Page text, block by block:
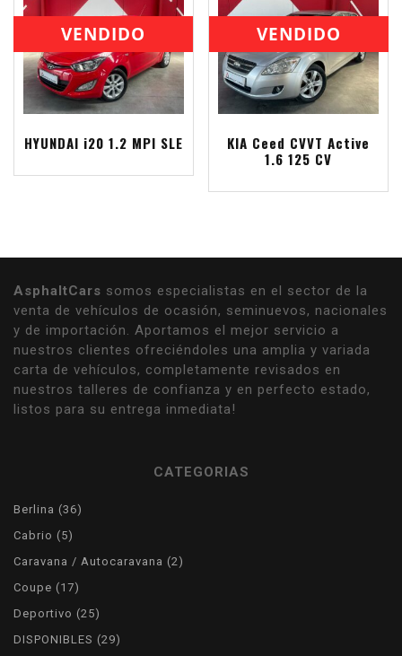
VENDIDO
HYUNDAI i20 1.2 MPI SLE
VENDIDO
KIA Ceed CVVT Active
1.6 125 CV
AsphaltCars somos especialistas en el sector de la
venta de vehículos de ocasión, seminuevos, nacionales
y de importación. Aportamos el mejor servicio a
nuestros clientes ofreciéndoles una amplia y variada
carta de vehículos, completamente revisados en
nuestros talleres de confianza y en perfecto estado,
listos para su entrega inmediata!
CATEGORIAS
Berlina 3636
Cabrio 55
Caravana / Autocaravana 2 2
Coupe 1717
Deportivo 2525
DISPONIBLES 2929